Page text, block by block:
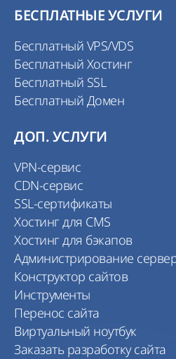
БЕСПЛАТНЫЕ УСЛУГИ
Бесплатный VPS/VDS
Бесплатный Хостинг
Бесплатный SSL
Бесплатный Домен
ДОП. УСЛУГИ
VPN-сервис
CDN-сервис
SSL-сертификаты
Хостинг для CMS
Хостинг для бэкапов
Администрирование
Конструктор сайтов
Инструменты
Перенос сайта
Виртуальный ноутбук
Заказать разработку сайта